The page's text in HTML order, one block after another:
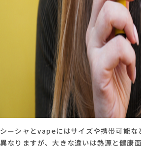
シーシャとvapeにはサイズや携帯可能な
異なりますが、大きな違いは熱源と健康